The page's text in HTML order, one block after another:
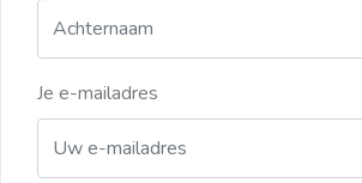
Je e-mailadres